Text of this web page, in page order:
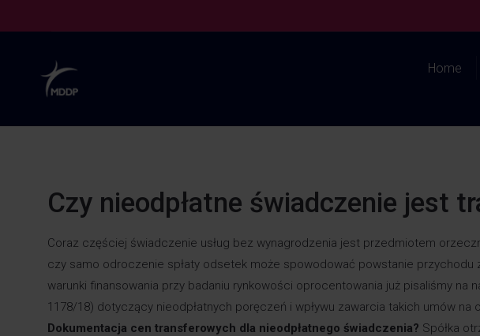
Home
Czy nieodpłatne świadczenie jest
Coraz częściej świadczenie usług bez wynagrodzenia jest przedmiotem
czy samo odroczenie spłaty odsetek może spowodować powstanie przychodu
warunki finansowania przy badaniu rynkowości oprocentowania już pisaliśmy na
1178/18) dotyczący nieodpłatnych poręczeń i wpływu zawarcia takich umów
Dokumentacja cen transferowych dla nieodpłatnego świadczenia? Spółka